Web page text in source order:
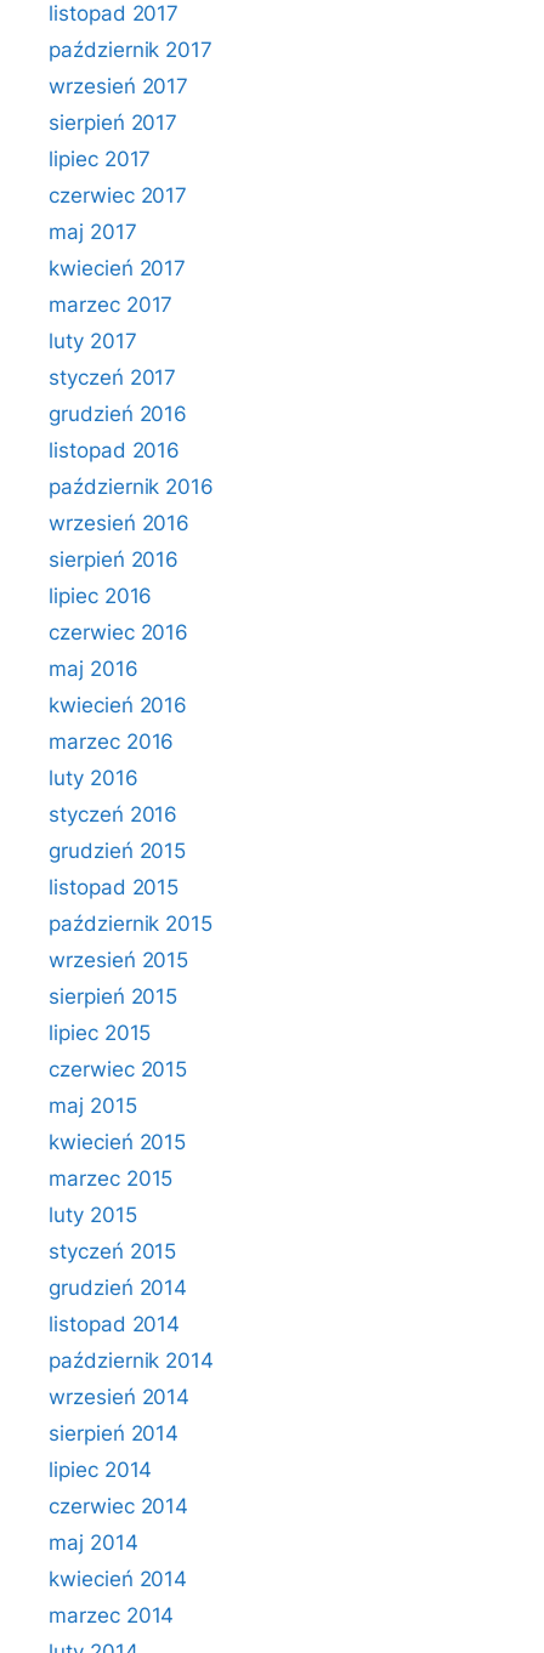
listopad 2017
październik 2017
wrzesień 2017
sierpień 2017
lipiec 2017
czerwiec 2017
maj 2017
kwiecień 2017
marzec 2017
luty 2017
styczeń 2017
grudzień 2016
listopad 2016
październik 2016
wrzesień 2016
sierpień 2016
lipiec 2016
czerwiec 2016
maj 2016
kwiecień 2016
marzec 2016
luty 2016
styczeń 2016
grudzień 2015
listopad 2015
październik 2015
wrzesień 2015
sierpień 2015
lipiec 2015
czerwiec 2015
maj 2015
kwiecień 2015
marzec 2015
luty 2015
styczeń 2015
grudzień 2014
listopad 2014
październik 2014
wrzesień 2014
sierpień 2014
lipiec 2014
czerwiec 2014
maj 2014
kwiecień 2014
marzec 2014